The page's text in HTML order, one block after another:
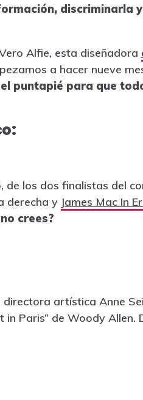
discriminarla
Alfie, esta diseñadora
a hacer nueve
puntapié para que
los dos finalistas del
derecha y James Mac In
crees?
artística Anne
Paris” de Woody Allen.